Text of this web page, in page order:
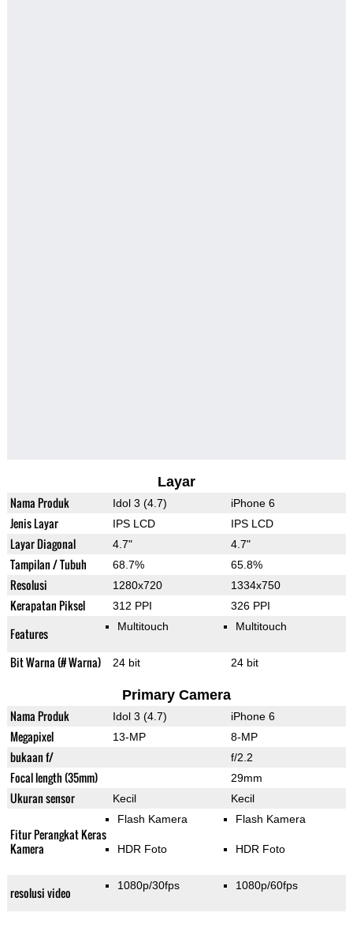
Layar
Nama Produk Idol 3 (4.7) iPhone 6
Jenis Layar IPS LCD IPS LCD
Layar Diagonal 4.7" 4.7"
Tampilan / Tubuh 68.7% 65.8%
Resolusi 1280x720 1334x750
Kerapatan Piksel 312 PPI 326 PPI
Features Multitouch Multitouch
Bit Warna (# Warna) 24 bit 24 bit
Primary Camera
Nama Produk Idol 3 (4.7) iPhone 6
Megapixel 13-MP 8-MP
bukaan f/ f/2.2
Focal length (35mm) 29mm
Ukuran sensor Kecil Kecil
Fitur Perangkat Keras
Kamera
Flash Kamera
HDR Foto
Flash Kamera
HDR Foto
resolusi video 1080p/30fps 1080p/60fps